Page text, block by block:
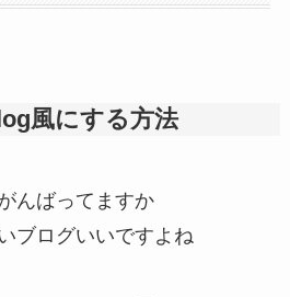
風にする方法
んばってますか
ブログいいですよね